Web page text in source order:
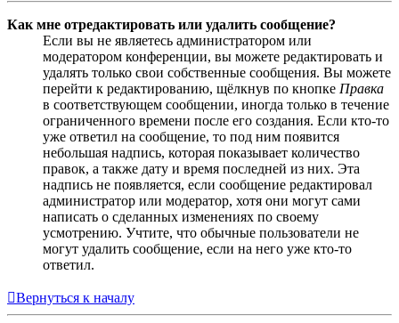
Как мне отредактировать или удалить сообщение?
Если вы не являетесь администратором или
модератором конференции, вы можете редактировать и
удалять только свои собственные сообщения. Вы можете
перейти к редактированию, щёлкнув по кнопке Правка
в соответствующем сообщении, иногда только в течение
ограниченного времени после его создания. Если кто-то
уже ответил на сообщение, то под ним появится
небольшая надпись, которая показывает количество
правок, а также дату и время последней из них. Эта
надпись не появляется, если сообщение редактировал
администратор или модератор, хотя они могут сами
написать о сделанных изменениях по своему
усмотрению. Учтите, что обычные пользователи не
могут удалить сообщение, если на него уже кто-то
ответил.
Вернуться к началу